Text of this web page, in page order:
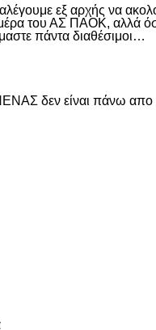
εξ αρχής να
του ΑΣ ΠΑΟΚ, αλλά όσοι
πάντα διαθέσιμοι…
δεν είναι πάνω απο